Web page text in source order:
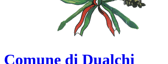
Comune di Dualchi